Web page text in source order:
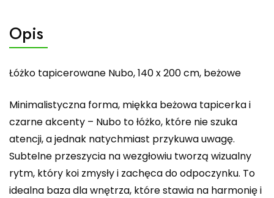
Opis
Łóżko tapicerowane Nubo, 140 x 200 cm, beżowe
Minimalistyczna forma, miękka beżowa tapicerka i
czarne akcenty – Nubo to łóżko, które nie szuka
atencji, a jednak natychmiast przykuwa uwagę.
Subtelne przeszycia na wezgłowiu tworzą wizualny
rytm, który koi zmysły i zachęca do odpoczynku. To
idealna baza dla wnętrza, które stawia na harmonię i